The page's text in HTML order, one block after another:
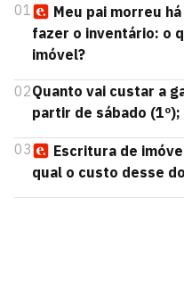
01
Meu pai morreu
fazer o inventário: o
imóvel?
02Quanto vai custar a
partir de sábado
03
Escritura de
qual o custo desse